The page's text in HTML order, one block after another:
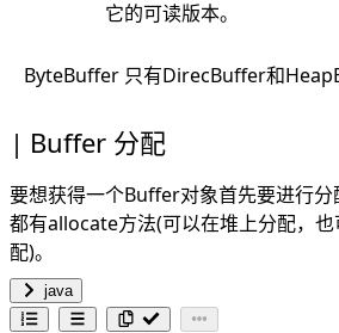
它的可读版本。
ByteBuffer 只有DirecBuffer和
Buffer 分配
要想获得一个Buffer对象首先要进行
都有allocate方法(可以在堆上分配，
配)。
java